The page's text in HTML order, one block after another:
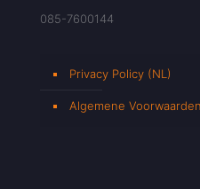
085-7600144
Privacy Policy (NL)
Algemene